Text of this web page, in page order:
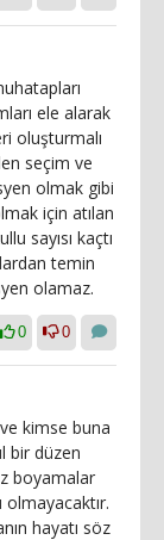
ele alarak
oluşturmalı
seçim ve
olmak gibi
için atılan
sayısı kaçtı
temin
olamaz.
0 0
kimse buna
bir düzen
boyamalar
hayatı söz